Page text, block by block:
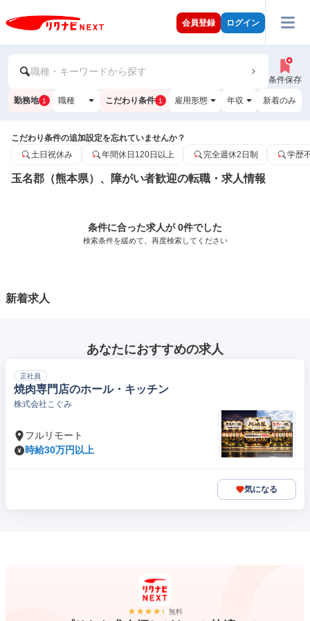
会員登録 ログイン
職種・キーワードから探す
条件保存
勤務地 1 職種 こだわり条件 1 雇用形態 年収 新着のみ
こだわり条件の追加設定を忘れていませんか？
土日祝休み
年間休日120日以上 完全週休2日制 学歴
玉名郡（熊本県）、障がい者歓迎の転職・求人情報
条件に合った求人が 0件でした
検索条件を緩めて、再度検索してください
新着求人
あなたにおすすめの求人
正社員
焼肉専門店のホール・キッチン
株式会社こぐみ
フルリモート
時給30万円以上
気になる
無料